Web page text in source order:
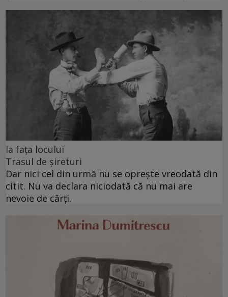
la fața locului
Trasul de șireturi
Dar nici cel din urmă nu se oprește vreodată din
citit. Nu va declara niciodată că nu mai are
nevoie de cărți.